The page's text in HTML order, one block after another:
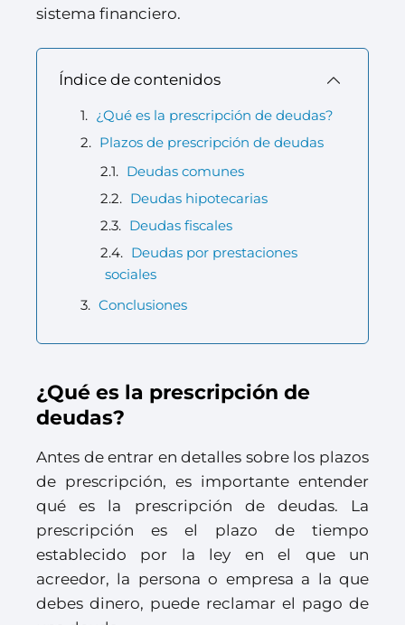
sistema financiero.
Índice de contenidos
¿Qué es la prescripción de deudas?
Plazos de prescripción de deudas
Deudas comunes
Deudas hipotecarias
Deudas fiscales
Deudas por prestaciones
sociales
Conclusiones
¿Qué es la prescripción de
deudas?
Antes de entrar en detalles sobre los plazos
de prescripción, es importante entender
qué es la prescripción de deudas. La
prescripción es el plazo de tiempo
establecido por la ley en el que un
acreedor, la persona o empresa a la que
debes dinero, puede reclamar el pago de